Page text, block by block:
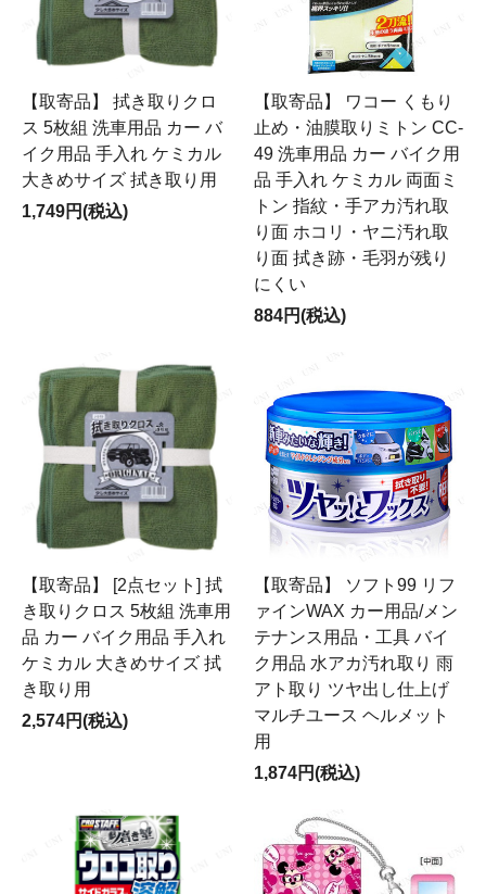
【取寄品】 拭き取りクロ
ス 5枚組 洗車用品 カー バ
イク用品 手入れ ケミカル
大きめサイズ 拭き取り用
1,749円(税込)
【取寄品】 ワコー くもり
止め・油膜取りミトン CC-
49 洗車用品 カー バイク用
品 手入れ ケミカル 両面ミ
トン 指紋・手アカ汚れ取
り面 ホコリ・ヤニ汚れ取
り面 拭き跡・毛羽が残り
にくい
884円(税込)
【取寄品】 [2点セット] 拭
き取りクロス 5枚組 洗車用
品 カー バイク用品 手入れ
ケミカル 大きめサイズ 拭
き取り用
2,574円(税込)
【取寄品】 ソフト99 リフ
ァインWAX カー用品/メン
テナンス用品・工具 バイ
ク用品 水アカ汚れ取り 雨
アト取り ツヤ出し仕上げ
マルチユース ヘルメット
用
1,874円(税込)